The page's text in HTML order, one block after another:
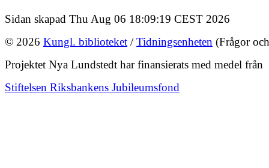
Sidan skapad Thu Aug 06 18:09:19 CEST 2026
© 2026 Kungl. biblioteket /Tidningsenheten (Frågor
Projektet Nya Lundstedt har finansierats med medel från
Stiftelsen Riksbankens Jubileumsfond